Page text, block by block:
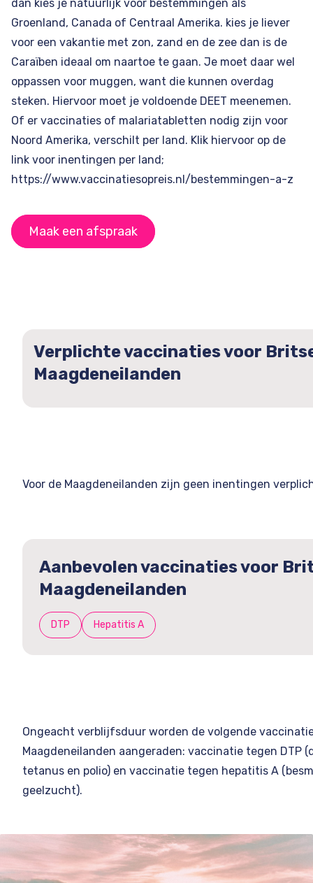
dan kies je natuurlijk voor bestemmingen als
Groenland, Canada of Centraal Amerika. kies je liever
voor een vakantie met zon, zand en de zee dan is de
Caraïben ideaal om naartoe te gaan. Je moet daar wel
oppassen voor muggen, want die kunnen overdag
steken. Hiervoor moet je voldoende DEET meenemen.
Of er vaccinaties of malariatabletten nodig zijn voor
Noord Amerika, verschilt per land. Klik hiervoor op de
link voor inentingen per land;
https://www.vaccinatiesopreis.nl/bestemmingen-a-z
Maak een afspraak
Verplichte vaccinaties voor
Maagdeneilanden
Voor de Maagdeneilanden zijn geen inentingen
Aanbevolen vaccinaties voor
Maagdeneilanden
DTP Hepatitis A
Ongeacht verblijfsduur worden de volgende
Maagdeneilanden aangeraden: vaccinatie tegen DTP
tetanus en polio) en vaccinatie tegen hepatitis A
geelzucht).